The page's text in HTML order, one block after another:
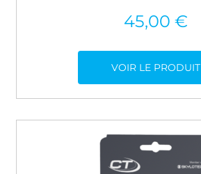
45,00 €
VOIR LE PRODUIT